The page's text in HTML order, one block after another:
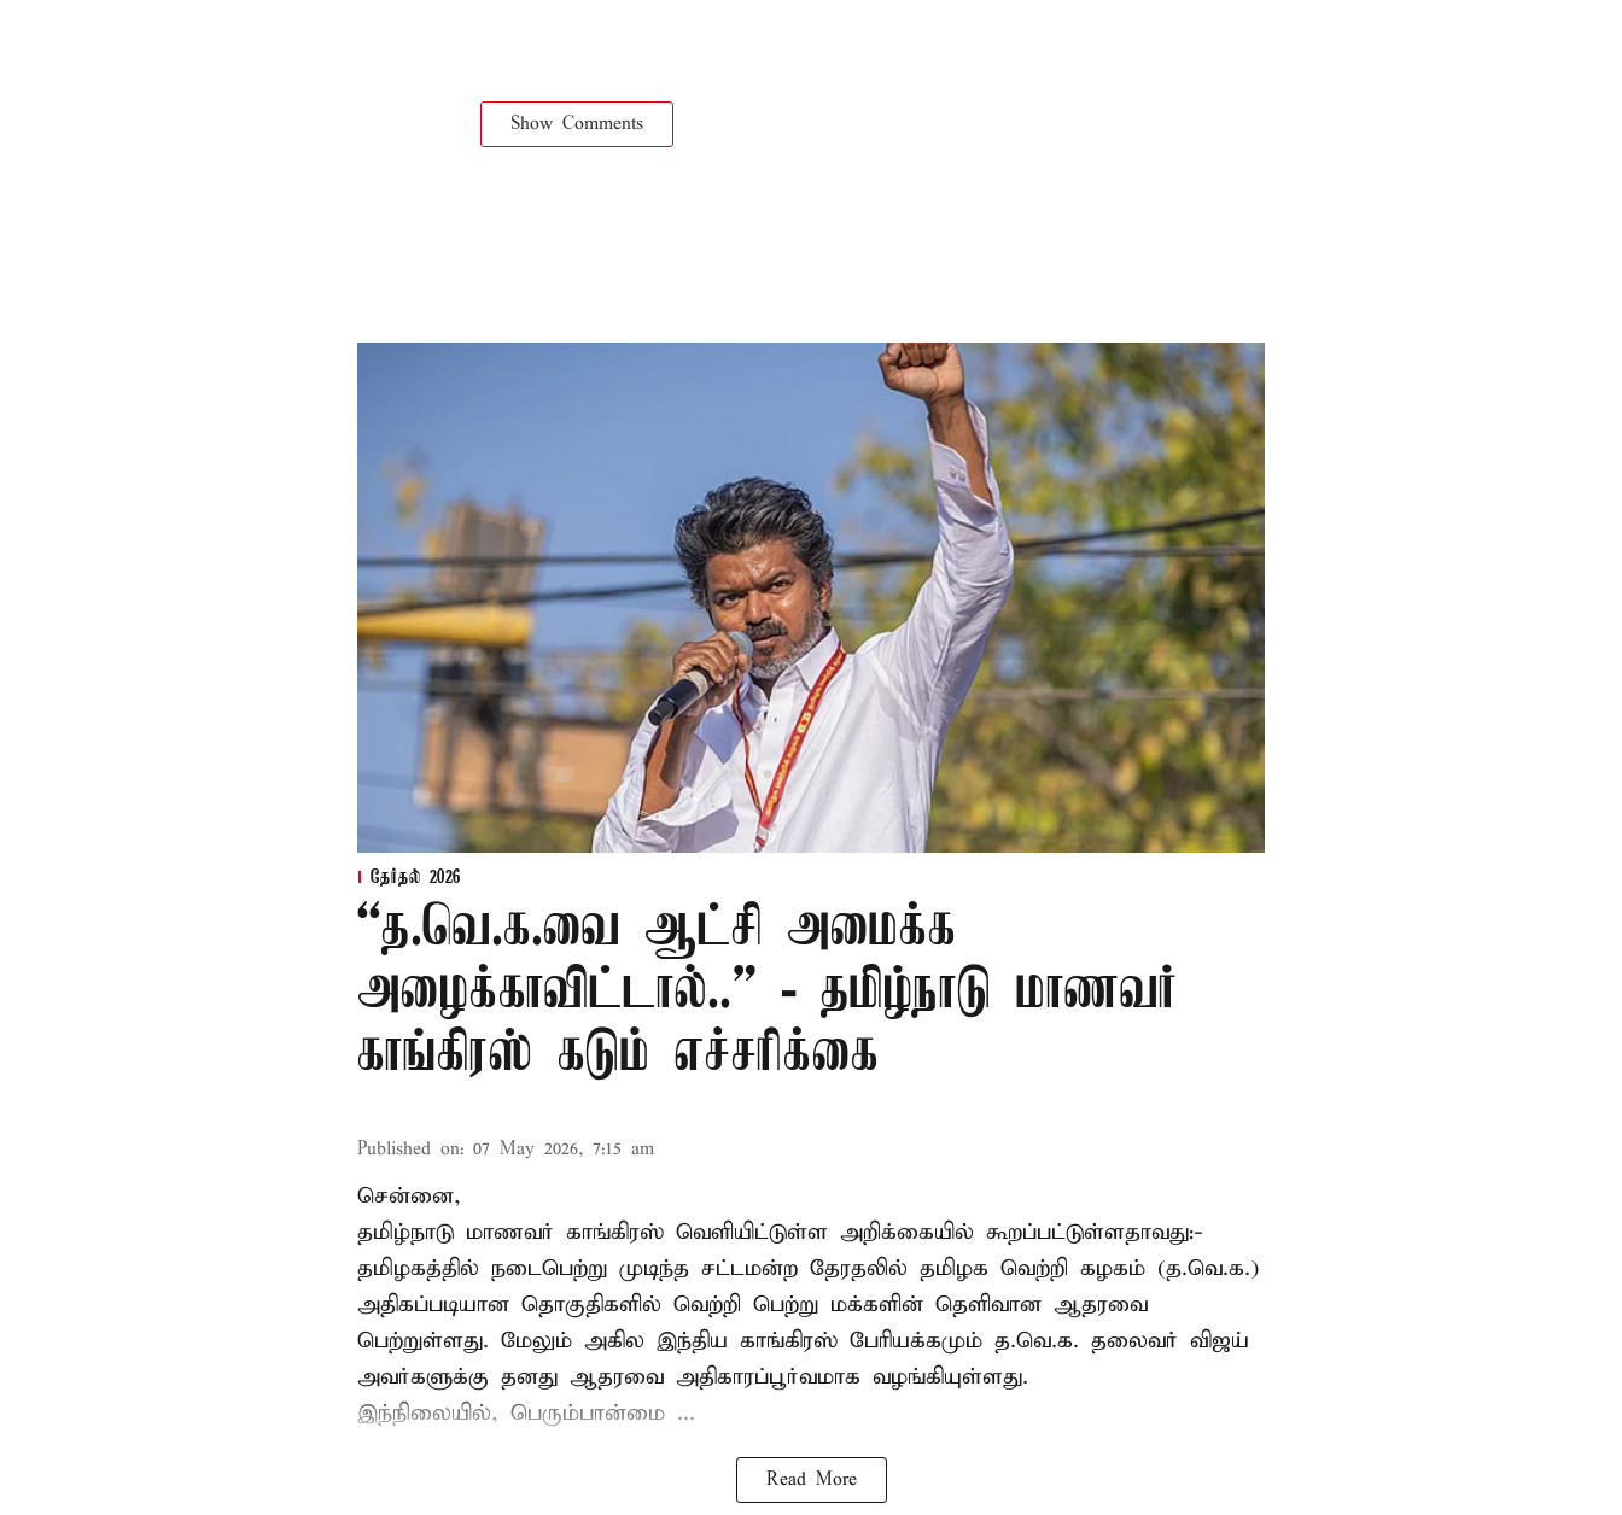
Show Comments
தேர்தல் 2026
“த.வெ.க.வை ஆட்சி அமைக்க
அழைக்காவிட்டால்..” - தமிழ்நாடு மாணவர்
காங்கிரஸ் கடும் எச்சரிக்கை
Published on: 07 May 2026, 7:15 am
சென்னை,
தமிழ்நாடு மாணவர் காங்கிரஸ் வெளியிட்டுள்ள அறிக்கையில் கூறப்பட்டுள்ளதாவது:-
தமிழகத்தில் நடைபெற்று முடிந்த சட்டமன்ற தேரதலில் தமிழக வெற்றி கழகம் (த.வெ.க.)
அதிகப்படியான தொகுதிகளில் வெற்றி பெற்று மக்களின் தெளிவான ஆதரவை
பெற்றுள்ளது. மேலும் அகில இந்திய காங்கிரஸ் பேரியக்கமும் த.வெ.க. தலைவர் விஜய்
அவர்களுக்கு தனது ஆதரவை அதிகாரப்பூர்வமாக வழங்கியுள்ளது.
இந்நிலையில், பெரும்பான்மை ...
Read More